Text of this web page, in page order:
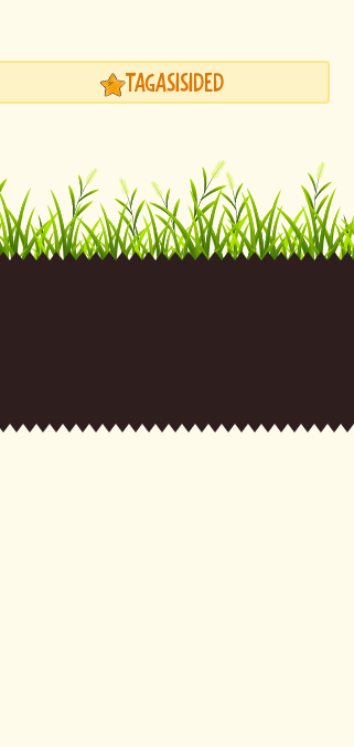
Tagasisided